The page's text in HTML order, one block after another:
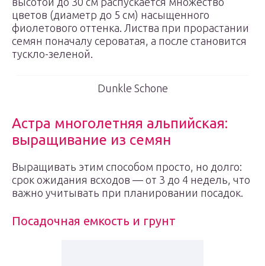
цветов (диаметр до 5 см) насыщенного
фиолетового оттенка. Листва при прорастании
семян поначалу сероватая, а после становится
тускло-зеленой.
Dunkle Schone
Астра многолетняя альпийская:
выращивание из семян
Выращивать этим способом просто, но долго:
срок ожидания всходов — от 3 до 4 недель, что
важно учитывать при планировании посадок.
Посадочная емкость и грунт